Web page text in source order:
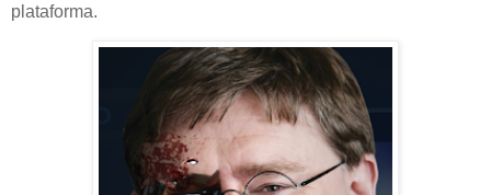
plataforma.